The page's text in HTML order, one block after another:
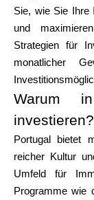
Sie, wie Sie Ihre
und
Strategien für
monatlicher
Warum
investieren?
Portugal bietet
reicher Kultur
Umfeld für
Programme wie